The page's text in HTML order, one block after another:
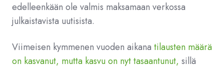
edelleenkään ole valmis maksamaan verkossa
julkaistavista uutisista.
Viimeisen kymmenen vuoden aikana tilausten määrä
on kasvanut, mutta kasvu on nyt tasaantunut, sillä